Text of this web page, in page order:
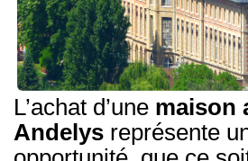
Nos Actualités
Nos Services Et
L’achat d’une maison
Andelys représente